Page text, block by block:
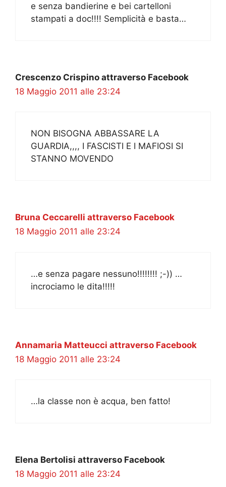
e senza bandierine e bei cartelloni
stampati a doc!!!! Semplicità e basta…
Crescenzo Crispino attraverso Facebook
18 Maggio 2011 alle 23:24
NON BISOGNA ABBASSARE LA
GUARDIA,,,, I FASCISTI E I MAFIOSI SI
STANNO MOVENDO
Bruna Ceccarelli attraverso Facebook
18 Maggio 2011 alle 23:24
…e senza pagare nessuno!!!!!!!! ;-)) …
incrociamo le dita!!!!!
Annamaria Matteucci attraverso Facebook
18 Maggio 2011 alle 23:24
…la classe non è acqua, ben fatto!
Elena Bertolisi attraverso Facebook
18 Maggio 2011 alle 23:24